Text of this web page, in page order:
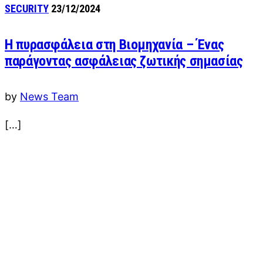
SECURITY 23/12/2024
Η πυρασφάλεια στη Βιομηχανία – Ένας
παράγοντας ασφάλειας ζωτικής σημασίας
by News Team
[…]